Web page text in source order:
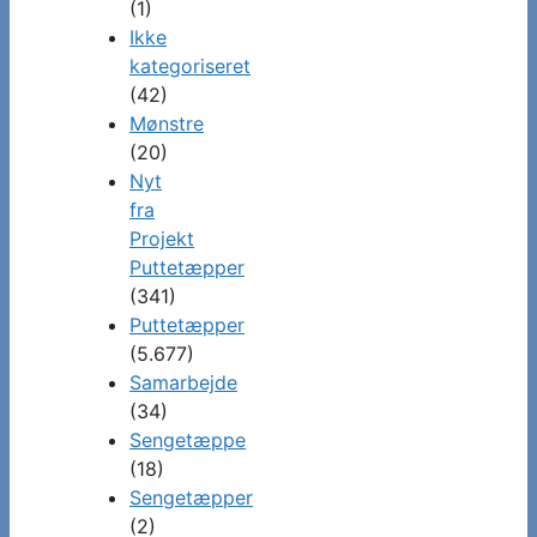
(1)
Ikke
kategoriseret
(42)
Mønstre
(20)
Nyt
fra
Projekt
Puttetæpper
(341)
Puttetæpper
(5.677)
Samarbejde
(34)
Sengetæppe
(18)
Sengetæpper
(2)